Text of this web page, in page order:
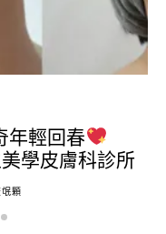
年輕回春
學皮膚科診所
顆